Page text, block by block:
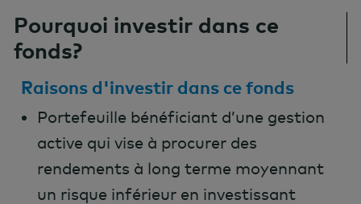
Pourquoi investir dans ce
fonds?
Raisons d'investir dans ce fonds
Portefeuille bénéficiant d’une gestion
active qui vise à procurer des
rendements à long terme moyennant
un risque inférieur en investissant